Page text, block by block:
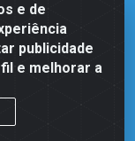
e de
publicidade
e melhorar a
1815 -
600 - CNPJ